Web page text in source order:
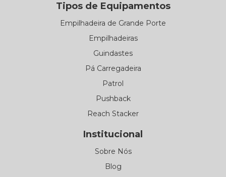
Tipos de Equipamentos
Empilhadeira de Grande Porte
Empilhadeiras
Guindastes
Pá Carregadeira
Patrol
Pushback
Reach Stacker
Institucional
Sobre Nós
Blog